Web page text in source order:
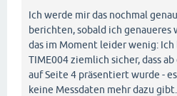
Ich werde mir das nochmal
berichten, sobald ich genaueres
das im Moment leider wenig:
TIME004 ziemlich sicher, dass
auf Seite 4 präsentiert wurde - es
keine Messdaten mehr dazu gibt.